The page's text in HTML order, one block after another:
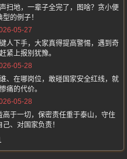
扫地，一辈子全完了，图啥？贪小便
的例子！
05-27
人下手，大家真得提高警惕，遇到奇
紧上报别犹豫。
05-28
、在哪岗位，敢碰国家安全红线，就
痛的代价。
05-28
于一切，保密责任重于泰山，守住
、对国家负责！